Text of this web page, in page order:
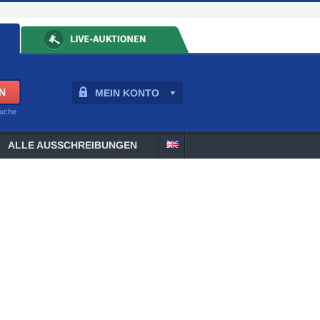
MEIN KONTO
ALLE AUSSCHREIBUNGEN